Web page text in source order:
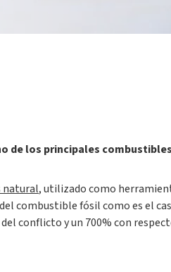
de los principales
natural, utilizado como
combustible fósil como es el
conflicto y un 700% con